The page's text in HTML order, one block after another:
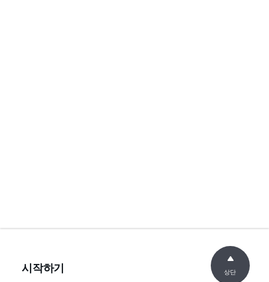
시작하기 상단